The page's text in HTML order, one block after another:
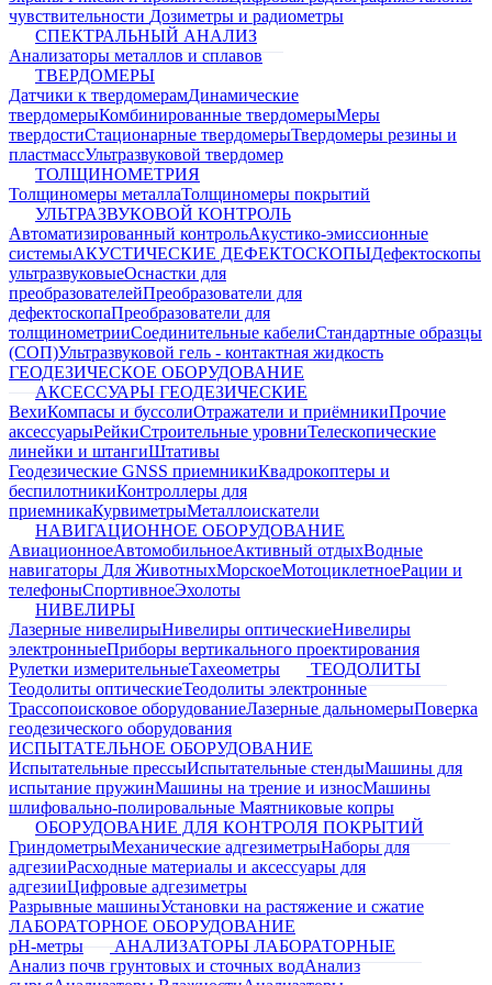
чувствительности Дозиметры и радиометры
СПЕКТРАЛЬНЫЙ АНАЛИЗ
Анализаторы металлов и сплавов
ТВЕРДОМЕРЫ
Датчики к твердомерамДинамические
твердомерыКомбинированные твердомерыМеры
твердостиСтационарные твердомерыТвердомеры резины и
пластмассУльтразвуковой твердомер
ТОЛЩИНОМЕТРИЯ
Толщиномеры металлаТолщиномеры покрытий
УЛЬТРАЗВУКОВОЙ КОНТРОЛЬ
Автоматизированный контрольАкустико-эмиссионные
системыАКУСТИЧЕСКИЕ ДЕФЕКТОСКОПЫДефектоскопы
ультразвуковыеОснастки для
преобразователейПреобразователи для
дефектоскопаПреобразователи для
толщинометрииСоединительные кабелиСтандартные образцы
(СОП)Ультразвуковой гель - контактная жидкость
ГЕОДЕЗИЧЕСКОЕ ОБОРУДОВАНИЕ
АКСЕССУАРЫ ГЕОДЕЗИЧЕСКИЕ
ВехиКомпасы и буссолиОтражатели и приёмникиПрочие
аксессуарыРейкиСтроительные уровниТелескопические
линейки и штангиШтативы
Геодезические GNSS приемникиКвадрокоптеры и
беспилотникиКонтроллеры для
приемникаКурвиметрыМеталлоискатели
НАВИГАЦИОННОЕ ОБОРУДОВАНИЕ
АвиационноеАвтомобильноеАктивный отдыхВодные
навигаторы Для ЖивотныхМорскоеМотоциклетноеРации и
телефоныСпортивноеЭхолоты
НИВЕЛИРЫ
Лазерные нивелирыНивелиры оптическиеНивелиры
электронныеПриборы вертикального проектирования
Рулетки измерительныеТахеометры
ТЕОДОЛИТЫ
Теодолиты оптическиеТеодолиты электронные
Трассопоисковое оборудованиеЛазерные дальномерыПоверка
геодезического оборудования
ИСПЫТАТЕЛЬНОЕ ОБОРУДОВАНИЕ
Испытательные прессыИспытательные стендыМашины для
испытание пружинМашины на трение и износМашины
шлифовально-полировальные Маятниковые копры
ОБОРУДОВАНИЕ ДЛЯ КОНТРОЛЯ ПОКРЫТИЙ
ГриндометрыМеханические адгезиметрыНаборы для
адгезииРасходные материалы и аксессуары для
адгезииЦифровые адгезиметры
Разрывные машиныУстановки на растяжение и сжатие
ЛАБОРАТОРНОЕ ОБОРУДОВАНИЕ
pH-метры
АНАЛИЗАТОРЫ ЛАБОРАТОРНЫЕ
Анализ почв грунтовых и сточных водАнализ